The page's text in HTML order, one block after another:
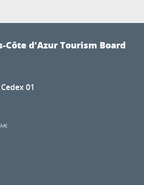
Côte d’Azur Tourism Board
01